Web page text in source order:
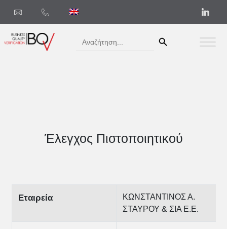
Search
for:
Έλεγχος Πιστοποιητικού
Εταιρεία
ΚΩΝΣΤΑΝΤΙΝΟΣ Α.
ΣΤΑΥΡΟΥ & ΣΙΑ Ε.Ε.